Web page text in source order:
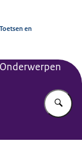
en
Onderwerpen